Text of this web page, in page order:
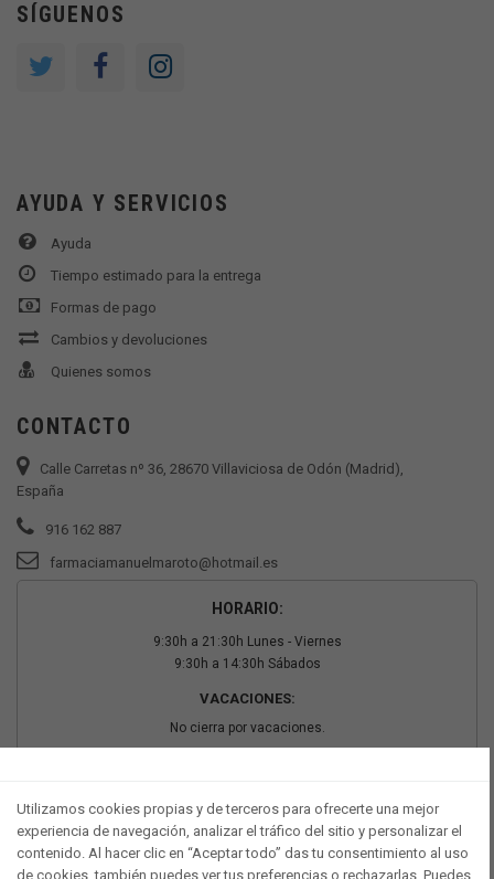
SÍGUENOS
AYUDA Y SERVICIOS
Ayuda
Tiempo estimado para la entrega
Formas de pago
Cambios y devoluciones
Quienes somos
CONTACTO
Calle Carretas nº 36, 28670 Villaviciosa de Odón (Madrid),
España
916 162 887
farmaciamanuelmaroto@hotmail.es
HORARIO:
9:30h a 21:30h Lunes - Viernes
9:30h a 14:30h Sábados
VACACIONES:
No cierra por vacaciones.
Utilizamos cookies propias y de terceros para ofrecerte una mejor
experiencia de navegación, analizar el tráfico del sitio y personalizar el
contenido. Al hacer clic en “Aceptar todo” das tu consentimiento al uso
de cookies, también puedes ver tus preferencias o rechazarlas. Puedes